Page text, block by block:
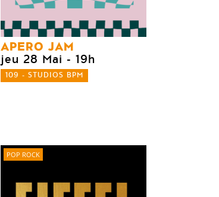
APERO JAM
jeu 28 Mai - 19h
109 - STUDIOS BPM
POP ROCK